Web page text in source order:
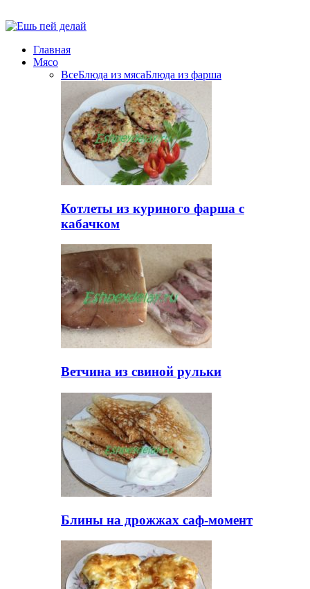
Главная
Мясо
ВсеБлюда из мясаБлюда из фарша
Котлеты из куриного фарша с
кабачком
Ветчина из свиной рульки
Блины на дрожжах саф-момент